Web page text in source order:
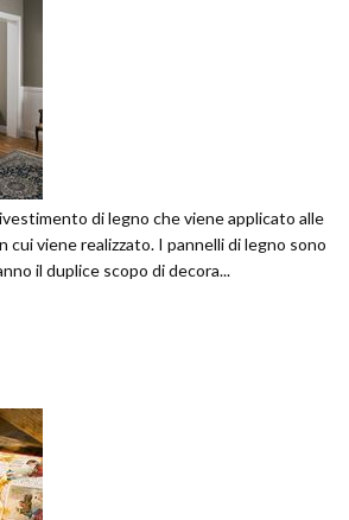
di legno che viene applicato alle
cui viene realizzato. I pannelli di legno sono
il duplice scopo di decora...